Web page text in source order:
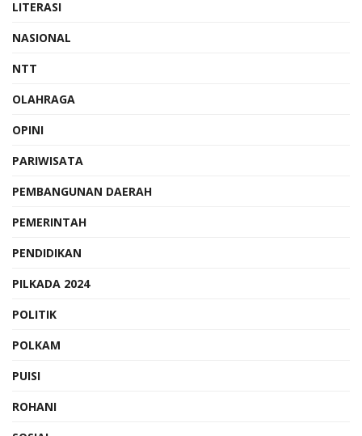
LITERASI
NASIONAL
NTT
OLAHRAGA
OPINI
PARIWISATA
PEMBANGUNAN DAERAH
PEMERINTAH
PENDIDIKAN
PILKADA 2024
POLITIK
POLKAM
PUISI
ROHANI